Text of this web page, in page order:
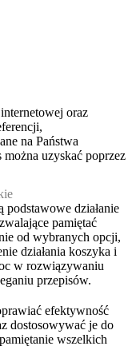
oraz
na Państwa
uzyskać poprzez
podstawowe działanie
pamiętać
od wybranych opcji,
działania koszyka i
w rozwiązywaniu
przepisów.
efektywność
dostosowywać je do
wszelkich